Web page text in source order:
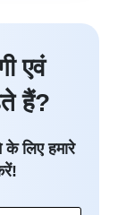
एवं
हैं?
लिए हमारे